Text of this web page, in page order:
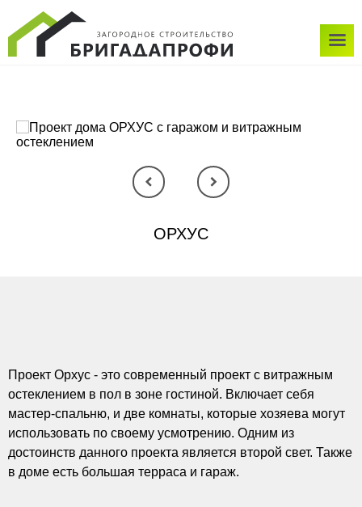
ОРХУС
Проект Орхус - это современный проект с витражным
остеклением в пол в зоне гостиной. Включает себя
мастер-спальню, и две комнаты, которые хозяева могут
использовать по своему усмотрению. Одним из
достоинств данного проекта является второй свет. Также
в доме есть большая терраса и гараж.